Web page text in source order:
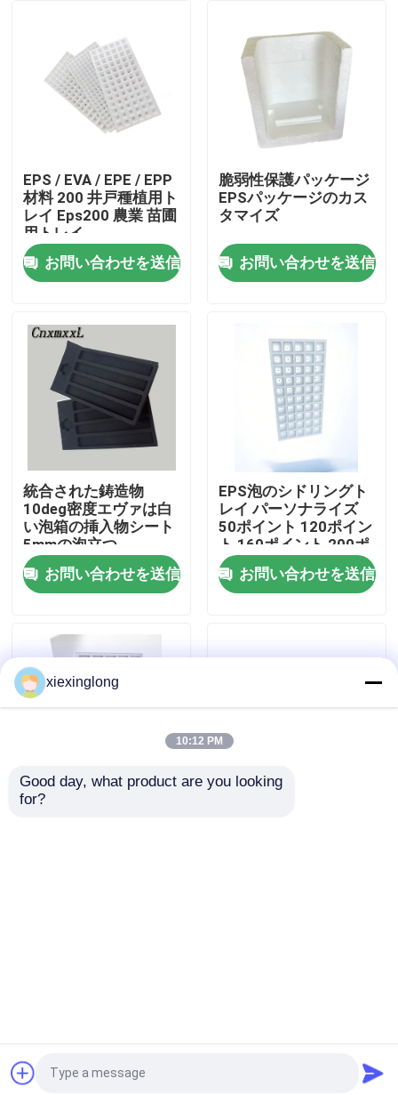
家へ
製品
わたしたち に つい て
工場 ツアー
連絡 ください
ニュース
事件
EPS EPPフーム
Macaronのプラスチック包装
プラスチックの箱の包装
EPS / EVA / EPE / EPP
材料 200 井戸種植用ト
レイ Eps200 農業 苗圃
用トレイ
お問い合わせを送信
脆弱性保護パッケージ
EPSパッケージのカス
タマイズ
お問い合わせを送信
統合された鋳造物
10deg密度エヴァは白
い泡箱の挿入物シート
5mmの泡立つ
お問い合わせを送信
EPS泡のシドリングト
レイ パーソナライズ
50ポイント 120ポイン
ト 160ポイント 200ポ
イント
お問い合わせを送信
EPS 泡のシドリングト
Xiamen Xiexinlong Technology Co.,Ltd. All Rights
xiexinglong
10:12 PM
Good day, what product are you looking
for?